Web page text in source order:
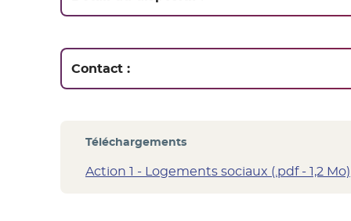
Contact :
Téléchargements
Action 1 - Logements sociaux (.pdf - 1,2 Mo)